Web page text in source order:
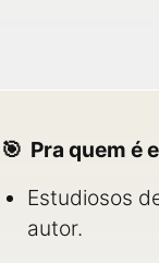
Pra quem é
Estudiosos
autor.